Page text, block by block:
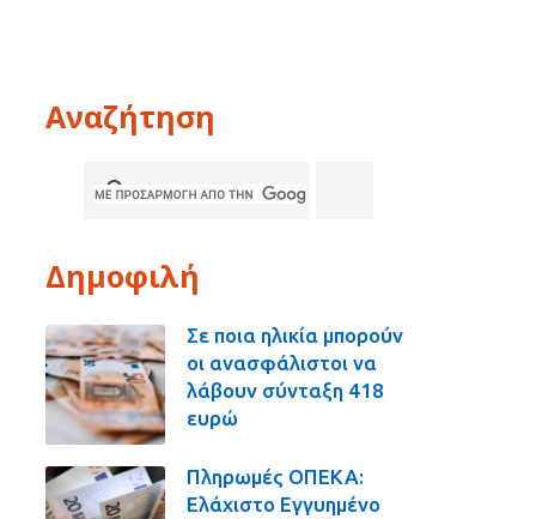
Αναζήτηση
Δημοφιλή
Σε ποια ηλικία μπορούν
οι ανασφάλιστοι να
λάβουν σύνταξη 418
ευρώ
Πληρωμές ΟΠΕΚΑ:
Ελάχιστο Εγγυημένο